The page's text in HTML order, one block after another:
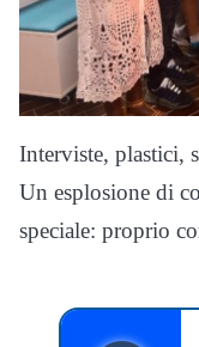
Interviste, plastici,
Un esplosione di
speciale: proprio